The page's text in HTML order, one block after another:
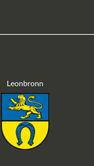
Leonbronn